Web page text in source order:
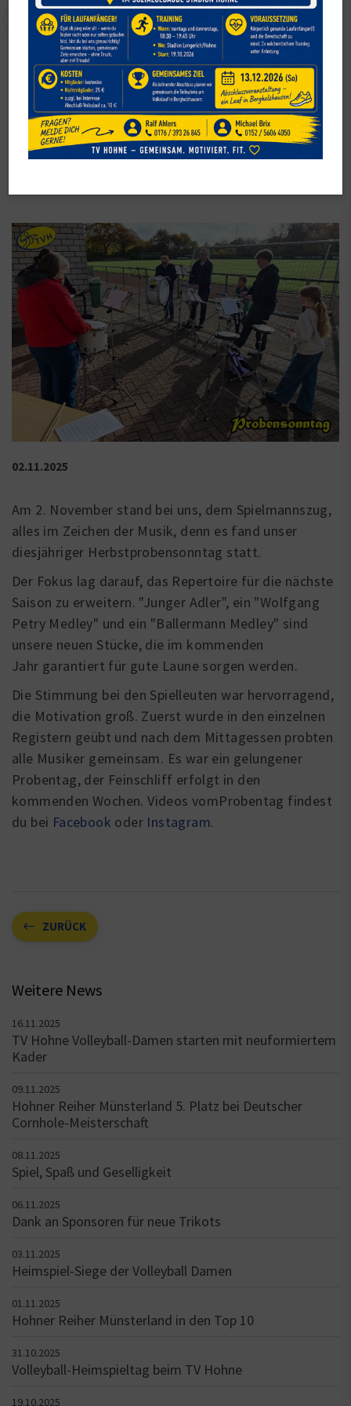
Spielmannszug
Volle Power am
Herbstprobensonntag des
02.11.2025
Am 2. November stand bei uns, dem Spielmannszug,
alles im Zeichen der Musik, denn es fand unser
diesjähriger Herbstprobensonntag statt.
Der Fokus lag darauf, das Repertoire für die nächste
Saison zu erweitern. "Junger Adler", ein "Wolfgang
Petry Medley" und ein "Ballermann Medley" sind
unsere neuen Stücke, die im kommenden
Jahr garantiert für gute Laune sorgen werden.
Die Stimmung bei den Spielleuten war hervorragend,
die Motivation groß. Zuerst wurde in den einzelnen
Registern geübt und nach dem Mittagessen probten
alle Musiker gemeinsam. Es war ein gelungener
Probentag, der Feinschliff erfolgt in den
kommenden Wochen. Videos vomProbentag findest
du bei Facebook oder Instagram.
ZURÜCK
Weitere News
16.11.2025
TV Hohne Volleyball-Damen starten mit neuformiertem
Kader
09.11.2025
Hohner Reiher Münsterland 5. Platz bei Deutscher
Cornhole-Meisterschaft
08.11.2025
Spiel, Spaß und Geselligkeit
06.11.2025
Dank an Sponsoren für neue Trikots
03.11.2025
Heimspiel-Siege der Volleyball Damen
01.11.2025
Hohner Reiher Münsterland in den Top 10
31.10.2025
Volleyball-Heimspieltag beim TV Hohne
19.10.2025